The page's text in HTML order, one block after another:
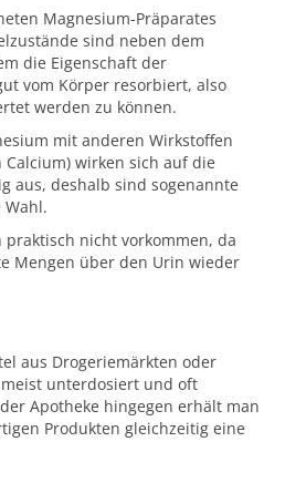
Magnesium-Präparates
sind neben dem
die Eigenschaft der
vom Körper resorbiert, also
werden zu können.
mit anderen Wirkstoffen
wirken sich auf die
aus, deshalb sind sogenannte
nicht vorkommen, da
Mengen über den Urin wieder
aus Drogeriemärkten oder
unterdosiert und oft
Apotheke hingegen erhält man
Produkten gleichzeitig eine